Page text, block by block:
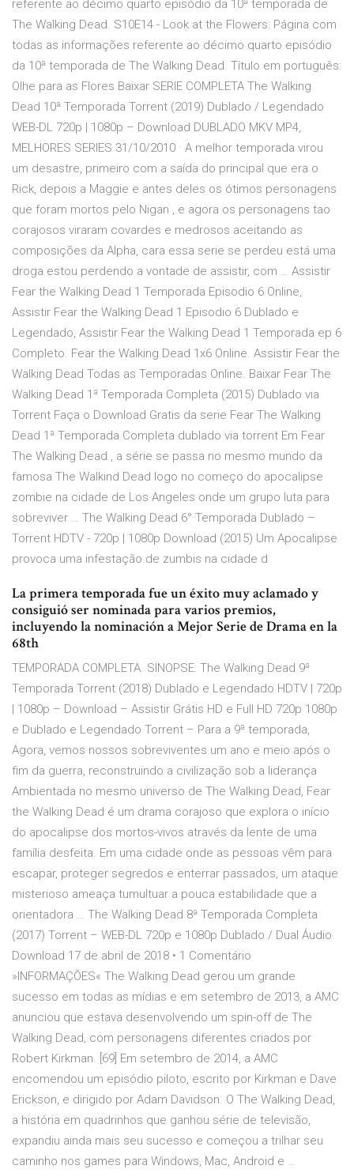
referente ao décimo quarto episódio da 10ª temporada de
The Walking Dead. S10E14 - Look at the Flowers: Página com
todas as informações referente ao décimo quarto episódio
da 10ª temporada de The Walking Dead. Título em português:
Olhe para as Flores Baixar SERIE COMPLETA The Walking
Dead 10ª Temporada Torrent (2019) Dublado / Legendado
WEB-DL 720p | 1080p – Download DUBLADO MKV MP4,
MELHORES SERIES 31/10/2010 · A melhor temporada virou
um desastre, primeiro com a saída do principal que era o
Rick, depois a Maggie e antes deles os ótimos personagens
que foram mortos pelo Nigan , e agora os personagens tao
corajosos viraram covardes e medrosos aceitando as
composições da Alpha, cara essa serie se perdeu está uma
droga estou perdendo a vontade de assistir, com … Assistir
Fear the Walking Dead 1 Temporada Episodio 6 Online,
Assistir Fear the Walking Dead 1 Episodio 6 Dublado e
Legendado, Assistir Fear the Walking Dead 1 Temporada ep 6
Completo. Fear the Walking Dead 1x6 Online. Assistir Fear the
Walking Dead Todas as Temporadas Online. Baixar Fear The
Walking Dead 1ª Temporada Completa (2015) Dublado via
Torrent Faça o Download Gratis da serie Fear The Walking
Dead 1ª Temporada Completa dublado via torrent Em Fear
The Walking Dead , a série se passa no mesmo mundo da
famosa The Walkind Dead logo no começo do apocalipse
zombie na cidade de Los Angeles onde um grupo luta para
sobreviver … The Walking Dead 6° Temporada Dublado –
Torrent HDTV - 720p | 1080p Download (2015) Um Apocalipse
provoca uma infestação de zumbis na cidade d
La primera temporada fue un éxito muy aclamado y
consiguió ser nominada para varios premios,
incluyendo la nominación a Mejor Serie de Drama en la
68th
TEMPORADA COMPLETA. SINOPSE: The Walking Dead 9ª
Temporada Torrent (2018) Dublado e Legendado HDTV | 720p
| 1080p – Download – Assistir Grátis HD e Full HD 720p 1080p
e Dublado e Legendado Torrent – Para a 9ª temporada,
Agora, vemos nossos sobreviventes um ano e meio após o
fim da guerra, reconstruindo a civilização sob a liderança
Ambientada no mesmo universo de The Walking Dead, Fear
the Walking Dead é um drama corajoso que explora o início
do apocalipse dos mortos-vivos através da lente de uma
família desfeita. Em uma cidade onde as pessoas vêm para
escapar, proteger segredos e enterrar passados, um ataque
misterioso ameaça tumultuar a pouca estabilidade que a
orientadora … The Walking Dead 8ª Temporada Completa
(2017) Torrent – WEB-DL 720p e 1080p Dublado / Dual Áudio
Download 17 de abril de 2018 • 1 Comentário
»INFORMAÇÕES« The Walking Dead gerou um grande
sucesso em todas as mídias e em setembro de 2013, a AMC
anunciou que estava desenvolvendo um spin-off de The
Walking Dead, com personagens diferentes criados por
Robert Kirkman. [69] Em setembro de 2014, a AMC
encomendou um episódio piloto, escrito por Kirkman e Dave
Erickson, e dirigido por Adam Davidson. O The Walking Dead,
a história em quadrinhos que ganhou série de televisão,
expandiu ainda mais seu sucesso e começou a trilhar seu
caminho nos games para Windows, Mac, Android e …